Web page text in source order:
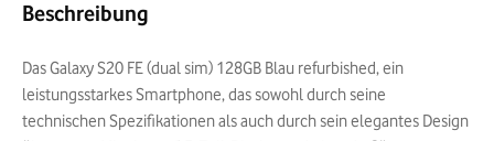
Beschreibung
Das Galaxy S20 FE (dual sim) 128GB Blau refurbished, ein
leistungsstarkes Smartphone, das sowohl durch seine
technischen Spezifikationen als auch durch sein elegantes Design